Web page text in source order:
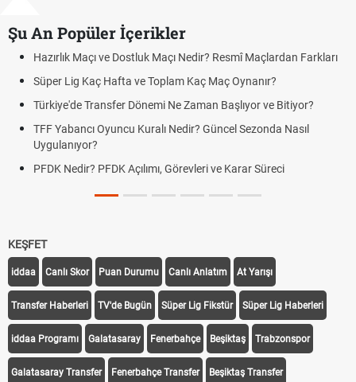
Şu An Popüler İçerikler
Maçlardan Farkları
Oynanır?
ve Bitiyor?
Sezonda Nasıl
Karar Süreci
Puan Durumunda AG, OM ve Diğer
Skor Ne Demek? Sporda Skor ve Sonuç
Futbol Nasıl Oynanır? Temel Futbol
Deplasman Golü Kuralı Nedir? Hangi
DGS Sonuçları Ne Zaman Açıklanacak
KEŞFET
iddaa Canlı Skor Puan Durumu Canlı Anlatım At Yarışı
Transfer Haberleri TV'de Bugün Süper Lig Fikstür Süper Lig Haberleri
iddaa Programı Galatasaray Fenerbahçe Beşiktaş Trabzonspor